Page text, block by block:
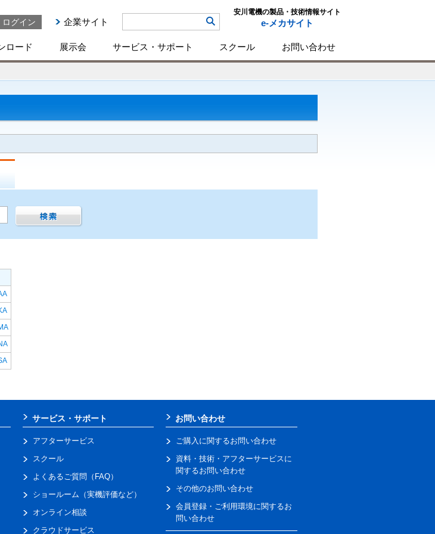
ログイン 企業サイト
安川電機の製品・技術情報サイト
e-メカサイト
ロード 展示会 サービス・サポート スクール お問い合わせ
サービス・サポート
アフターサービス
スクール
よくあるご質問（FAQ）
ショールーム（実機評価など）
オンライン相談
クラウドサービス
お問い合わせ
ご購入に関するお問い合わせ
資料・技術・アフターサービスに
関するお問い合わせ
その他のお問い合わせ
会員登録・ご利用環境に関するお
問い合わせ